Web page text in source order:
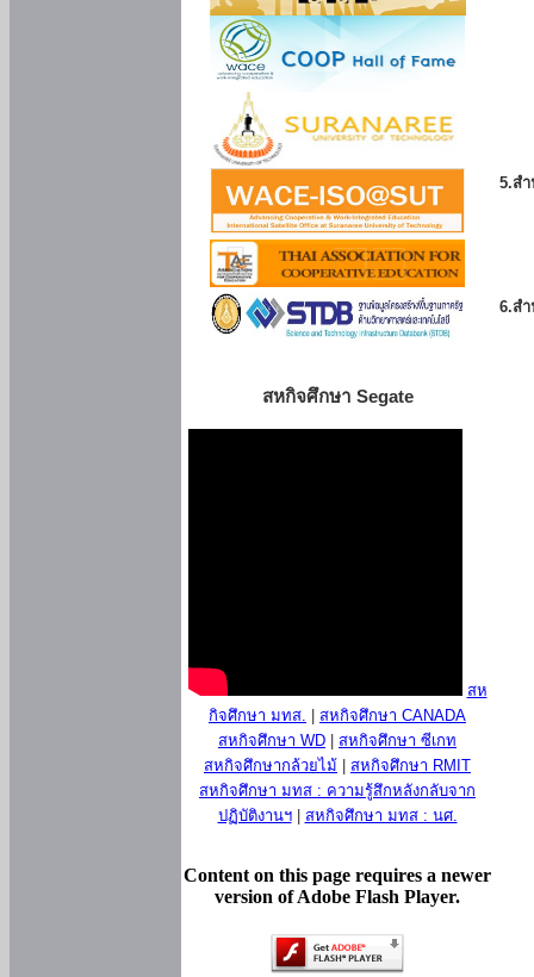
สหกิจศึกษา Segate
สห
กิจศึกษา มทส.
สหกิจศึกษา CANADA
สหกิจศึกษา WD
สหกิจศึกษา ซีเกท
สหกิจศึกษากล้วยไม้
สหกิจศึกษา RMIT
สหกิจศึกษา มทส : ความรู้สึกหลังกลับจาก
ปฏิบัติงานฯ| สหกิจศึกษา มทส : นศ.
Content on this page requires a newer
version of Adobe Flash Player.
5.ส
6.ส